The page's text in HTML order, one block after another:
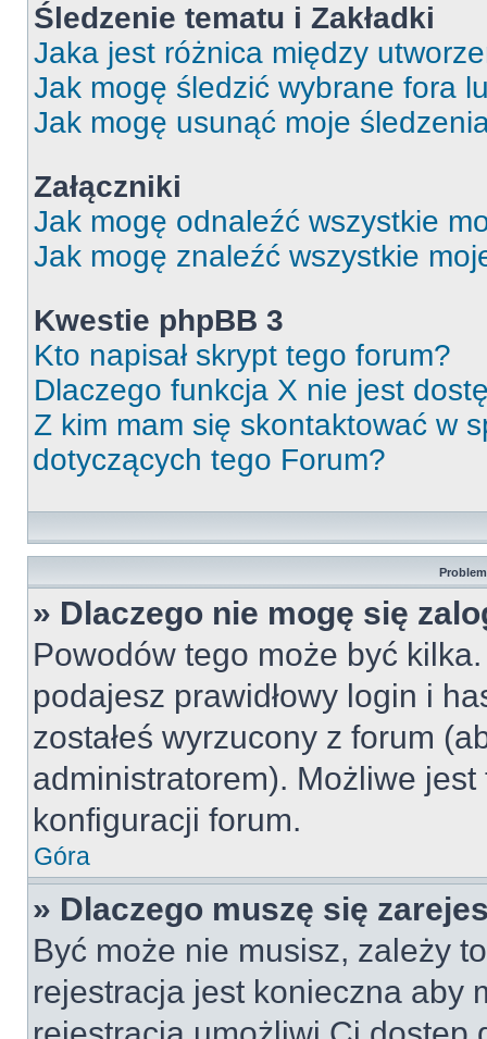
Śledzenie tematu i Zakładki
Jaka jest różnica między
Jak mogę śledzić wybrane fora
Jak mogę usunąć moje
Załączniki
Jak mogę odnaleźć wszystkie
Jak mogę znaleźć wszystkie
Kwestie phpBB 3
Kto napisał skrypt tego forum?
Dlaczego funkcja X nie jest
Z kim mam się skontaktować w
dotyczących tego Forum?
» Dlaczego nie mogę się
Powodów tego może być
podajesz prawidłowy login i
zostałeś wyrzucony z forum
administratorem). Możliwe
konfiguracji forum.
Góra
» Dlaczego muszę się
Być może nie musisz, zależy
rejestracja jest konieczna aby